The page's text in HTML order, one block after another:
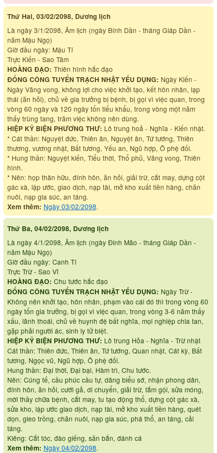
Thứ Hai, 03/02/2098, Dương lịch
Là ngày 3/1/2098, Âm lịch (ngày Bính Dần - tháng Giáp Dần -
năm Mậu Ngọ)
Giờ đầu ngày: Mậu Tí
Trực Kiến - Sao Tâm
HOÀNG ĐẠO: Thiên hình hắc đạo
ĐỔNG CÔNG TUYỂN TRẠCH NHẬT YẾU DỤNG: Ngày Kiến -
Ngày Vãng vong, không lợi cho việc khởi tạo, kết hôn nhân, lạp
thái (ăn hỏi), chủ về gia trưởng bị bệnh, bị gọi vì việc quan, trong
vòng 60 ngày và 120 ngày tổn tiểu khẩu, trong vòng một năm
thấy trùng tang, trăm việc không nên dùng.
HIỆP KỶ BIỆN PHƯƠNG THƯ: Lô trung hoả - Nghĩa - Kiến nhật.
* Cát thần: Nguyệt đức, Thiên ân, Nguyệt ân, Tứ tướng, Thiên
thương, vương nhật, Bất tương, Yếu an, Ngũ hợp, Ô phệ đối.
* Hung thần: Nguyệt kiến, Tiểu thời, Thổ phủ, Vãng vong, Thiên
hình.
* Nên: họp thân hữu, đính hôn, ăn hỏi, giải trừ, cắt may, dựng cột
gác xà, lập ước, giao dịch, nạp tài, mở kho xuất tiền hàng, chăn
nuôi, nạp gia súc, an táng.
Xem thêm: Ngày 03/02/2098.
Thứ Ba, 04/02/2098, Dương lịch
Là ngày 4/1/2098, Âm lịch (ngày Đinh Mão - tháng Giáp Dần -
năm Mậu Ngọ)
Giờ đầu ngày: Canh Tí
Trực Trừ - Sao Vĩ
HOÀNG ĐẠO: Chu tước hắc đạo
ĐỔNG CÔNG TUYỂN TRẠCH NHẬT YẾU DỤNG: Ngày Trừ -
Không nên khởi tạo, hôn nhân, phạm vào cái đó thì trong vòng 60
ngày tổn gia trưởng, bị gọi vì việc quan, trong vòng 3-6 năm thấy
xấu, lãnh thoái, chủ về huynh đệ bất nghĩa, mọi nghiệp chia tan,
gặp phải người ác, sinh ly tử biệt.
HIỆP KỶ BIỆN PHƯƠNG THƯ: Lô trung Hỏa - Nghĩa - Trừ nhật
Cát thần: Thiên đức, Thiên ân, Tứ tướng, Quan nhật, Cát kỳ, Bất
tương, Ngọc vũ, Ngũ hợp, Ô phệ đối.
Hung thần: Đại thời, Đại bại, Hàm trì, Chu tước.
Nên: Cúng tế, cầu phúc cầu tự, dâng biểu sớ, nhận phong dân,
đính hôn, ăn hỏi, cưới gả, di chuyển, giải trừ, tắm gội, sửa móng,
mời thầy chữa bệnh, cắt may, tu tạo động thổ, dựng cột gác xà,
sửa kho, lập ước giao dịch, nạp tài, mở kho xuất tiền hàng, quét
dọn, gieo trồng, chăn nuôi, nạp gia súc, phá thổ, an táng, cải
táng.
Kiêng: Cắt tóc, đào giếng, săn bắn, đánh cá
Xem thêm: Ngày 04/02/2098.